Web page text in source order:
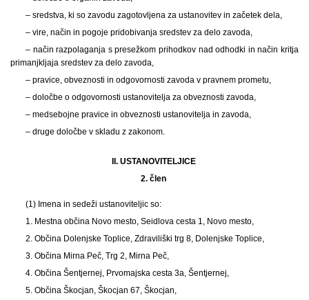
– sredstva, ki so zavodu zagotovljena za ustanovitev in začetek dela,
– vire, način in pogoje pridobivanja sredstev za delo zavoda,
– način razpolaganja s presežkom prihodkov nad odhodki in način kritja
primanjkljaja sredstev za delo zavoda,
– pravice, obveznosti in odgovornosti zavoda v pravnem prometu,
– določbe o odgovornosti ustanovitelja za obveznosti zavoda,
– medsebojne pravice in obveznosti ustanovitelja in zavoda,
– druge določbe v skladu z zakonom.
II. USTANOVITELJICE
2. člen
(1) Imena in sedeži ustanoviteljic so:
1. Mestna občina Novo mesto, Seidlova cesta 1, Novo mesto,
2. Občina Dolenjske Toplice, Zdraviliški trg 8, Dolenjske Toplice,
3. Občina Mirna Peč, Trg 2, Mirna Peč,
4. Občina Šentjernej, Prvomajska cesta 3a, Šentjernej,
5. Občina Škocjan, Škocjan 67, Škocjan,